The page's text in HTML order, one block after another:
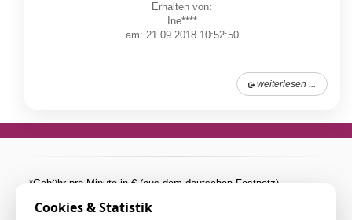
Erhalten von:
Ine****
am: 21.09.2018 10:52:50
weiterlesen ...
*Gebühr pro Minute in € (aus dem deutschen Festnetz).
Telefonberatung). Alle Preise inkl. 19%MwSt.
Cookies & Statistik